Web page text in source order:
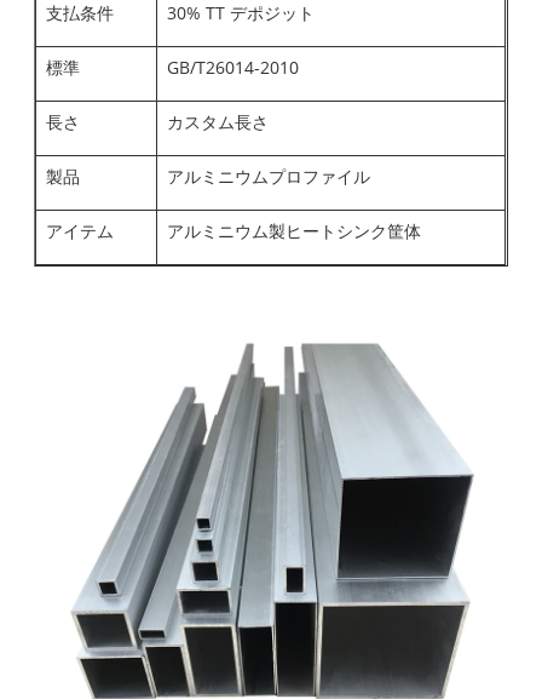
支払条件 30% TT デポジット
標準 GB/T26014-2010
長さ カスタム長さ
製品 アルミニウムプロファイル
アイテム アルミニウム製ヒートシンク筐体